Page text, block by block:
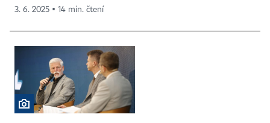
3. 6. 2025 ▪ 14 min. čtení